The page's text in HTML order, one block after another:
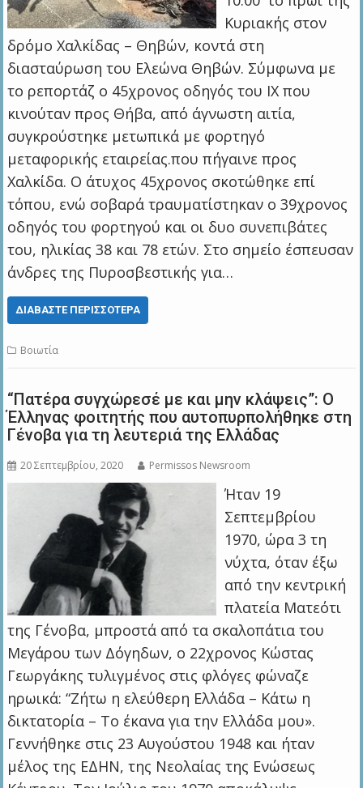
Κυριακής στον
δρόμο Χαλκίδας – Θηβών, κοντά στη
διασταύρωση του Ελεώνα Θηβών. Σύμφωνα με
το ρεπορτάζ ο 45χρονος οδηγός του ΙΧ που
κινούταν προς Θήβα, από άγνωστη αιτία,
συγκρούστηκε μετωπικά με φορτηγό
μεταφορικής εταιρείας.που πήγαινε προς
Χαλκίδα. Ο άτυχος 45χρονος σκοτώθηκε επί
τόπου, ενώ σοβαρά τραυματίστηκαν ο 39χρονος
οδηγός του φορτηγού και οι δυο συνεπιβάτες
του, ηλικίας 38 και 78 ετών. Στο σημείο έσπευσαν
άνδρες της Πυροσβεστικής για…
ΔΙΑΒΆΣΤΕ ΠΕΡΙΣΣΌΤΕΡΑ
Βοιωτία
“Πατέρα συγχώρεσέ με και μην κλάψεις”: O
Έλληνας φοιτητής που αυτοπυρπολήθηκε στη
Γένοβα για τη λευτεριά της Ελλάδας
20 Σεπτεμβρίου, 2020 Permissos Newsroom
Ήταν 19
Σεπτεμβρίου
1970, ώρα 3 τη
νύχτα, όταν έξω
από την κεντρική
πλατεία Ματεότι
της Γένοβα, μπροστά από τα σκαλοπάτια του
Μεγάρου των Δόγηδων, ο 22χρονος Κώστας
Γεωργάκης τυλιγμένος στις φλόγες φώναζε
ηρωικά: “Ζήτω η ελεύθερη Ελλάδα – Κάτω η
δικτατορία – Το έκανα για την Ελλάδα μου».
Γεννήθηκε στις 23 Αυγούστου 1948 και ήταν
μέλος της ΕΔΗΝ, της Νεολαίας της Ενώσεως